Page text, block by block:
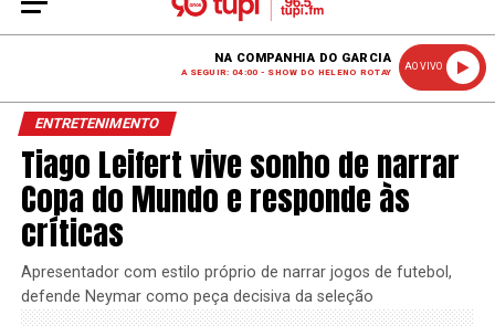
NA COMPANHIA DO GARCIA
A SEGUIR: 04:00 - SHOW DO HELENO ROTAY
AO VIVO
ENTRETENIMENTO
Tiago Leifert vive sonho de narrar
Copa do Mundo e responde às
críticas
Apresentador com estilo próprio de narrar jogos de futebol,
defende Neymar como peça decisiva da seleção